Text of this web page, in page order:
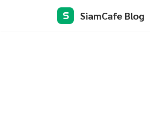
S SiamCafe Blog